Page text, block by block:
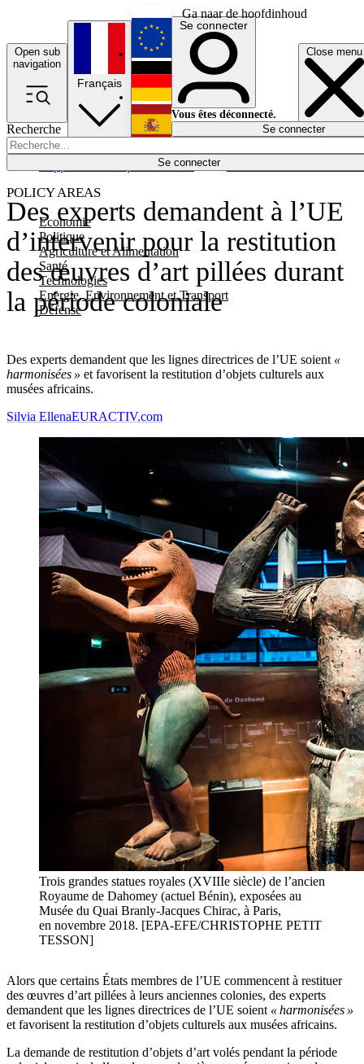
Ga naar de hoofdinhoud
Open sub
navigation
Close menu
Recherche
Se connecter
POLICY AREAS
Economie
Politique
Agriculture et Alimentation
Santé
Technologies
Energie, Environnement et Transport
Défense
Économie
Français
English
Deutsch
Español
Se connecter
Vous êtes déconnecté.
Se connecter
Des experts demandent à l’UE
d’intervenir pour la restitution
des œuvres d’art pillées durant
la période coloniale
Des experts demandent que les lignes directrices de l’UE soient «
harmonisées » et favorisent la restitution d’objets culturels aux
musées africains.
Silvia EllenaEURACTIV.com
Trois grandes statues royales (XVIIIe siècle) de l’ancien
Royaume de Dahomey (actuel Bénin), exposées au
Musée du Quai Branly-Jacques Chirac, à Paris,
en novembre 2018. [EPA-EFE/CHRISTOPHE PETIT
TESSON]
Alors que certains États membres de l’UE commencent à restituer
des œuvres d’art pillées à leurs anciennes colonies, des experts
demandent que les lignes directrices de l’UE soient « harmonisées »
et favorisent la restitution d’objets culturels aux musées africains.
La demande de restitution d’objets d’art volés pendant la période